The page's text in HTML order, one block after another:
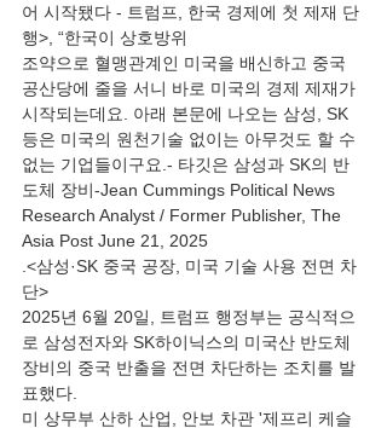
어 시작됐다 - 트럼프, 한국 경제에 첫 제재 단
행>, “한국이 상호방위
조약으로 혈맹관계인 미국을 배신하고 중국
공산당에 줄을 서니 바로 미국의 경제 제재가
시작되는데요. 아래 본문에 나오는 삼성, SK
등은 미국의 원천기술 없이는 아무것도 할 수
없는 기업들이구요.- 타깃은 삼성과 SK의 반
도체 장비-Jean Cummings Political News
Research Analyst / Former Publisher, The
Asia Post June 21, 2025
.<삼성·SK 중국 공장, 미국 기술 사용 전면 차
단>
2025년 6월 20일, 트럼프 행정부는 공식적으
로 삼성전자와 SK하이닉스의 미국산 반도체
장비의 중국 반출을 전면 차단하는 조치를 발
표했다.
미 상무부 산하 산업, 안보 차관 '제프리 케슬